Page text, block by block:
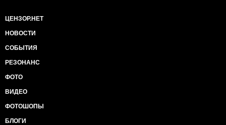
ЦЕНЗОР.НЕТ
НОВОСТИ
СОБЫТИЯ
РЕЗОНАНС
ФОТО
ВИДЕО
ФОТОШОПЫ
БЛОГИ